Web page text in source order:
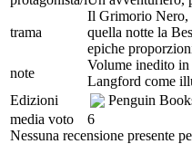
trama
Il Grimorio Nero,
quella notte la
epiche
note
Volume inedito
Langford come
Edizioni
Penguin
media voto
6
Nessuna recensione presente